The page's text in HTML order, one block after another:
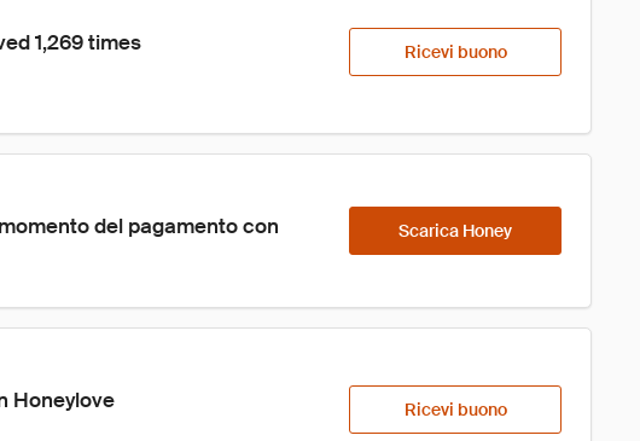
1,269 times Ricevi buono
del pagamento con
Scarica Honey
Honeylove Ricevi buono